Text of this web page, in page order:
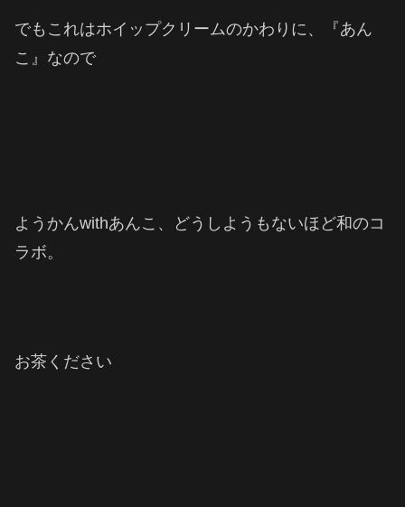
でもこれはホイップクリームのかわりに、『あん
こ』なので
ようかんwithあんこ、どうしようもないほど和のコ
ラボ。
お茶ください